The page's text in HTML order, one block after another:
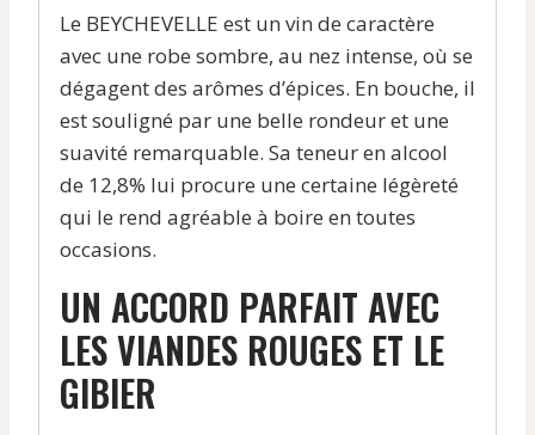
Le BEYCHEVELLE est un vin de caractère
avec une robe sombre, au nez intense, où se
dégagent des arômes d’épices. En bouche, il
est souligné par une belle rondeur et une
suavité remarquable. Sa teneur en alcool
de 12,8% lui procure une certaine légèreté
qui le rend agréable à boire en toutes
occasions.
UN ACCORD PARFAIT AVEC
LES VIANDES ROUGES ET LE
GIBIER